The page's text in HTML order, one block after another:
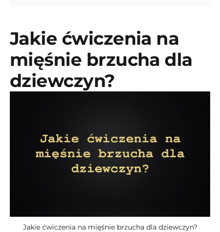
Jakie ćwiczenia na
mięśnie brzucha dla
dziewczyn?
Jakie ćwiczenia na mięśnie brzucha dla dziewczyn?